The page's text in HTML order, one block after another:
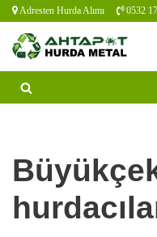
İçeriğe
geç
Adresten Hurda Alımı 0532